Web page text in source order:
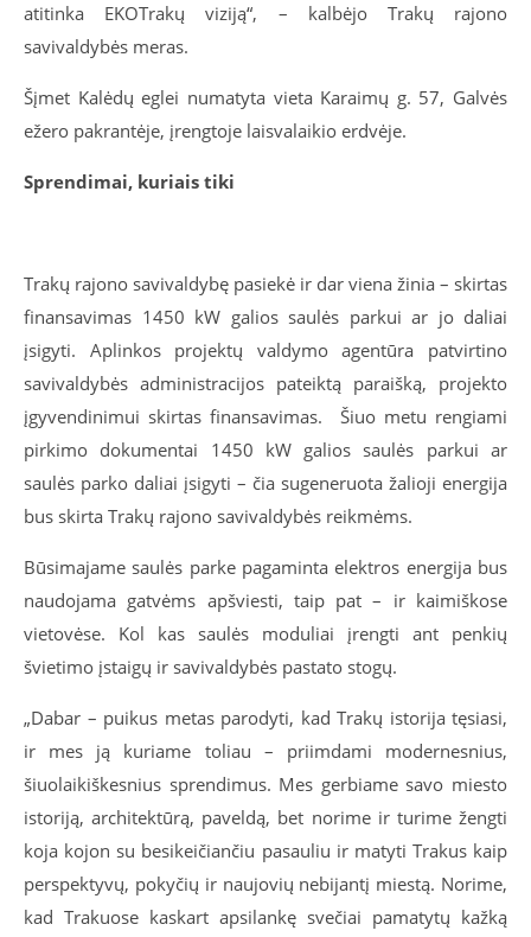
atitinka EKOTrakų viziją“, – kalbėjo Trakų rajono
savivaldybės meras.
Šįmet Kalėdų eglei numatyta vieta Karaimų g. 57, Galvės
ežero pakrantėje, įrengtoje laisvalaikio erdvėje.
Sprendimai, kuriais tiki
Trakų rajono savivaldybę pasiekė ir dar viena žinia – skirtas
finansavimas 1450 kW galios saulės parkui ar jo daliai
įsigyti. Aplinkos projektų valdymo agentūra patvirtino
savivaldybės administracijos pateiktą paraišką, projekto
įgyvendinimui skirtas finansavimas. Šiuo metu rengiami
pirkimo dokumentai 1450 kW galios saulės parkui ar
saulės parko daliai įsigyti – čia sugeneruota žalioji energija
bus skirta Trakų rajono savivaldybės reikmėms.
Būsimajame saulės parke pagaminta elektros energija bus
naudojama gatvėms apšviesti, taip pat – ir kaimiškose
vietovėse. Kol kas saulės moduliai įrengti ant penkių
švietimo įstaigų ir savivaldybės pastato stogų.
„Dabar – puikus metas parodyti, kad Trakų istorija tęsiasi,
ir mes ją kuriame toliau – priimdami modernesnius,
šiuolaikiškesnius sprendimus. Mes gerbiame savo miesto
istoriją, architektūrą, paveldą, bet norime ir turime žengti
koja kojon su besikeičiančiu pasauliu ir matyti Trakus kaip
perspektyvų, pokyčių ir naujovių nebijantį miestą. Norime,
kad Trakuose kaskart apsilankę svečiai pamatytų kažką